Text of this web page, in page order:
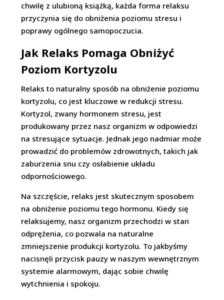
chwilę z ulubioną książką, każda forma relaksu
przyczynia się do obniżenia poziomu stresu i
poprawy ogólnego samopoczucia.
Jak Relaks Pomaga Obniżyć
Poziom Kortyzolu
Relaks to naturalny sposób na obniżenie poziomu
kortyzolu, co jest kluczowe w redukcji stresu.
Kortyzol, zwany hormonem stresu, jest
produkowany przez nasz organizm w odpowiedzi
na stresujące sytuacje. Jednak jego nadmiar może
prowadzić do problemów zdrowotnych, takich jak
zaburzenia snu czy osłabienie układu
odpornościowego.
Na szczęście, relaks jest skutecznym sposobem
na obniżenie poziomu tego hormonu. Kiedy się
relaksujemy, nasz organizm przechodzi w stan
odprężenia, co pozwala na naturalne
zmniejszenie produkcji kortyzolu. To jakbyśmy
nacisnęli przycisk pauzy w naszym wewnętrznym
systemie alarmowym, dając sobie chwilę
wytchnienia i spokoju.